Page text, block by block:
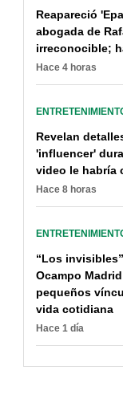
Reapareció
abogada de
irreconocible;
Hace 4 horas
Revelan
'influencer'
video le habría
Hace 8 horas
“Los
Ocampo
pequeños
vida cotidiana
Hace 1 día